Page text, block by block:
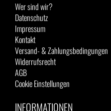
Wer sind wir?
Datenschutz
Impressum
Kontakt
Versand- & Zahlungsbedingungen
Widerrufsrecht
AGB
Cookie Einstellungen
INFORMATIONEN